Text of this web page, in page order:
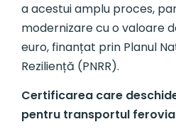
a acestui amplu proces,
modernizare cu o valoare
euro, finanțat prin Planul
Reziliență (PNRR).
Certificarea care
pentru transportul